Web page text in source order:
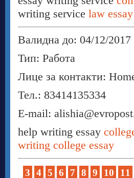
writing service law
Валидна до: 04/12/2017
Тип: Работа
Лице за контакти:
Тел.: 83414135334
E-mail:
help writing essay
writing college essay
3 4 5 6 7 8 9 10 11